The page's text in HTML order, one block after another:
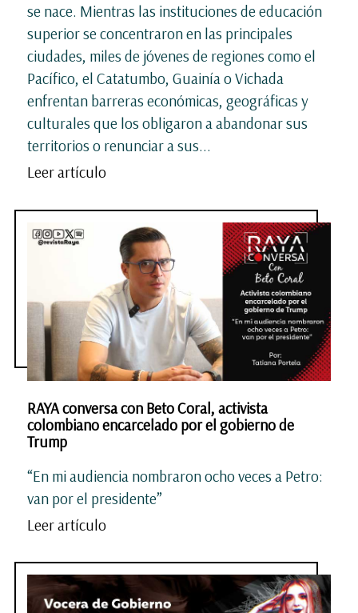
se nace. Mientras las instituciones de educación
superior se concentraron en las principales
ciudades, miles de jóvenes de regiones como el
Pacífico, el Catatumbo, Guainía o Vichada
enfrentan barreras económicas, geográficas y
culturales que los obligaron a abandonar sus
territorios o renunciar a sus...
Leer artículo
RAYA conversa con Beto Coral, activista
colombiano encarcelado por el gobierno de
Trump
“En mi audiencia nombraron ocho veces a Petro:
van por el presidente”
Leer artículo